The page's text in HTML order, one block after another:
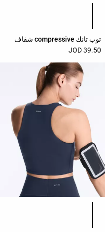
Oysho
Community
افتتاحية
مساعدة
توب تانك compressive شفاف
39.50 JOD